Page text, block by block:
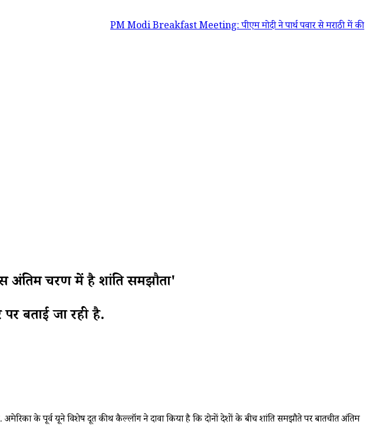
PM Modi Breakfast Meeting: पीएम मोदी ने पार्थ पवार से मराठी में की बात,
अंतिम चरण में है शांति समझौता'
बताई जा रही है.
के पूर्व यूक्रेन विशेष दूत कीथ कैल्लॉग ने दावा किया है कि दोनों देशों के बीच शांति समझौते पर बातचीत अंतिम